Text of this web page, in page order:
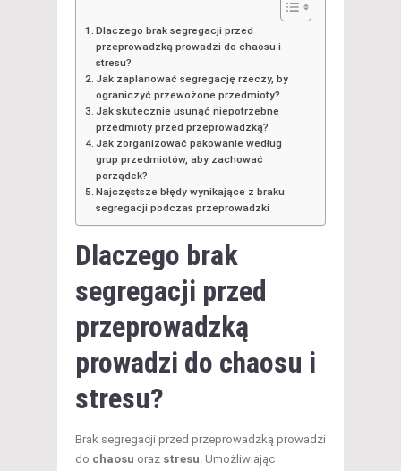
Dlaczego brak segregacji przed
przeprowadzką prowadzi do chaosu i
stresu?
Jak zaplanować segregację rzeczy, by
ograniczyć przewożone przedmioty?
Jak skutecznie usunąć niepotrzebne
przedmioty przed przeprowadzką?
Jak zorganizować pakowanie według
grup przedmiotów, aby zachować
porządek?
Najczęstsze błędy wynikające z braku
segregacji podczas przeprowadzki
Dlaczego brak
segregacji przed
przeprowadzką
prowadzi do chaosu i
stresu?
Brak segregacji przed przeprowadzką prowadzi
do chaosu oraz stresu. Umożliwiając